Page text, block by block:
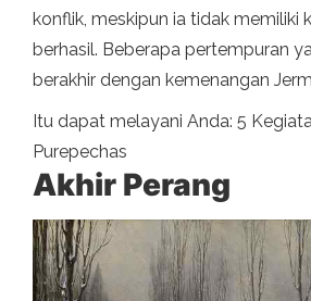
konflik, meskipun ia tidak memiliki
berhasil. Beberapa pertempuran
berakhir dengan kemenangan
Itu dapat melayani Anda: 5
Purepechas
Akhir Perang